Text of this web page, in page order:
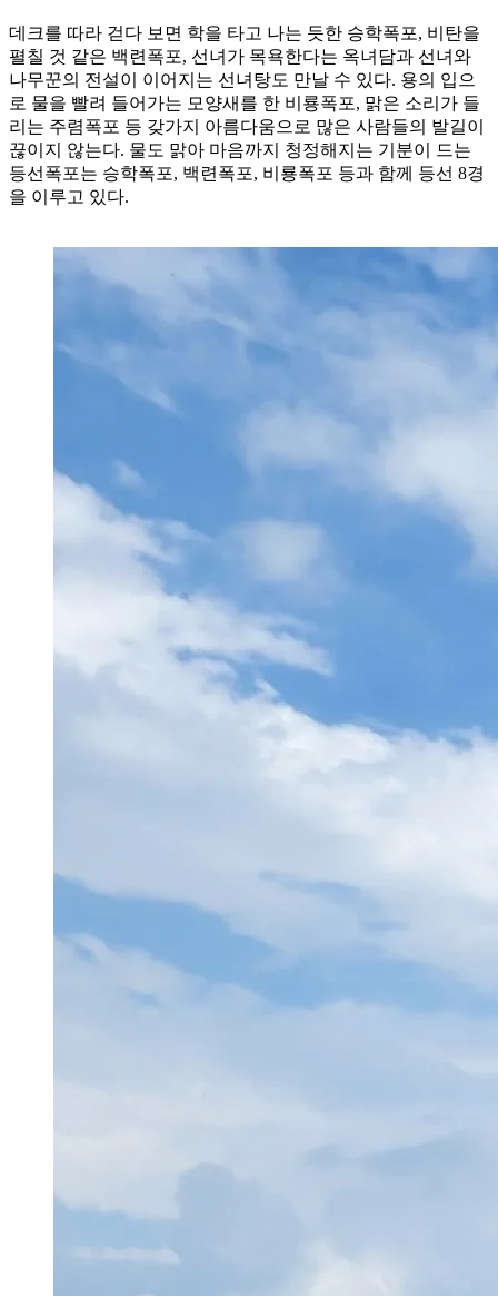
데크를 따라 걷다 보면 학을 타고 나는 듯한 승학폭포, 비탄을
펼칠 것 같은 백련폭포, 선녀가 목욕한다는 옥녀담과 선녀와
나무꾼의 전설이 이어지는 선녀탕도 만날 수 있다. 용의 입으
로 물을 빨려 들어가는 모양새를 한 비룡폭포, 맑은 소리가 들
리는 주렴폭포 등 갖가지 아름다움으로 많은 사람들의 발길이
끊이지 않는다. 물도 맑아 마음까지 청정해지는 기분이 드는
등선폭포는 승학폭포, 백련폭포, 비룡폭포 등과 함께 등선 8경
을 이루고 있다.